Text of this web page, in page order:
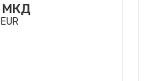
МКД
EUR